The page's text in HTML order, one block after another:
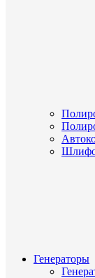
Генераторы